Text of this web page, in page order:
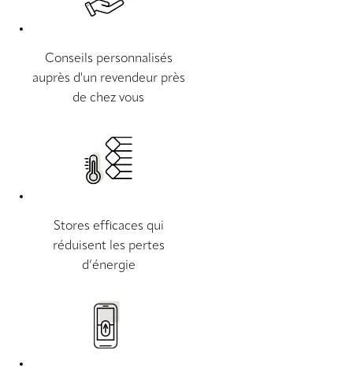
Conseils personnalisés
auprès d'un revendeur près
de chez vous
Stores efficaces qui
réduisent les pertes
d’énergie